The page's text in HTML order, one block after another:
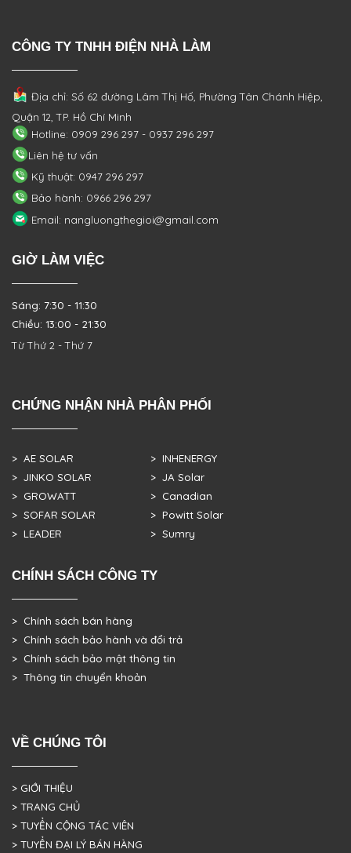
CÔNG TY TNHH ĐIỆN NHÀ LÀM
Địa chỉ: Số 62 đường Lâm Thị Hố, PhườngTân Chánh Hiệp,
Quận 12, TP. Hồ Chí Minh
Hotline: 0909 296 297 - 0937 296 297
Liên hệ tư vấn
Kỹ thuật: 0947 296 297
Bảo hành: 0966 296 297
Email: nangluongthegioi@gmail.com
GIỜ LÀM VIỆC
Sáng: 7:30 - 11:30
Chiều: 13:00 - 21:30
Từ Thứ 2 - Thứ 7
CHỨNG NHẬN NHÀ PHÂN PHỐI
> AE SOLAR
> JINKO SOLAR
> GROWATT
> SOFAR SOLAR
> LEADER
> INHENERGY
> JA Solar
> Canadian
> Powitt Solar
> Sumry
CHÍNH SÁCH CÔNG TY
> Chính sách bán hàng
> Chính sách bảo hành và đổi trả
> Chính sách bảo mật thông tin
> Thông tin chuyển khoản
VỀ CHÚNG TÔI
> GIỚI THIỆU
> TRANG CHỦ
> TUYỂN CỘNG TÁC VIÊN
> TUYỂN ĐẠI LÝ BÁN HÀNG